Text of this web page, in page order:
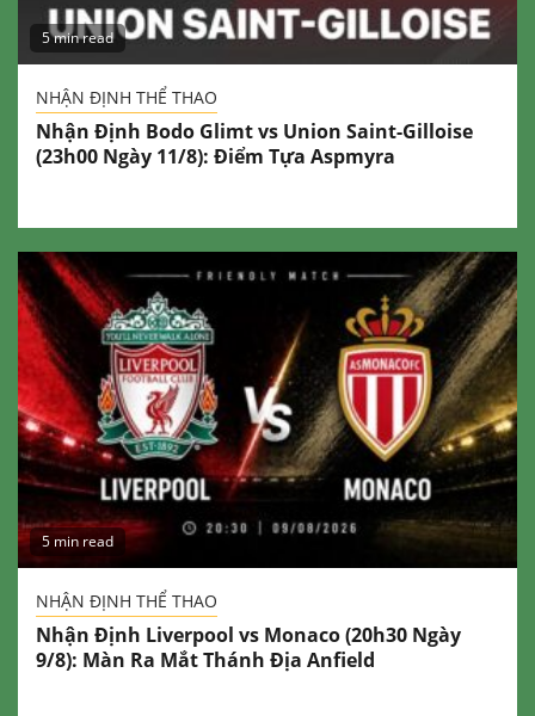
5 min read
NHẬN ĐỊNH THỂ THAO
Nhận Định Bodo Glimt vs Union Saint-Gilloise
(23h00 Ngày 11/8): Điểm Tựa Aspmyra
5 min read
NHẬN ĐỊNH THỂ THAO
Nhận Định Liverpool vs Monaco (20h30 Ngày
9/8): Màn Ra Mắt Thánh Địa Anfield